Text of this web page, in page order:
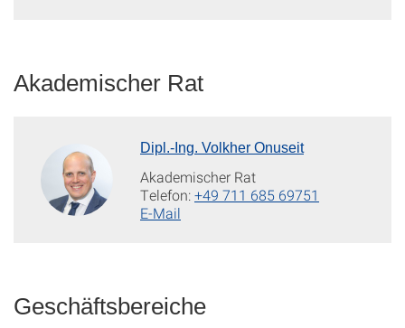
Akademischer Rat
Dipl.-Ing. Volkher Onuseit
Akademischer Rat
Telefon:+49 711 685 69751
E-Mail
Geschäftsbereiche